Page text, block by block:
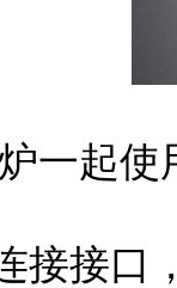
一起
接接口